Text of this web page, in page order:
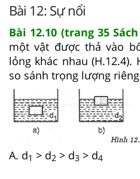
Bài 12: Sự nổi
Bài 12.10 (trang 35
một vật được thả vào
lỏng khác nhau
so sánh trọng lượng
A. d1 > d2 > d3 > d4